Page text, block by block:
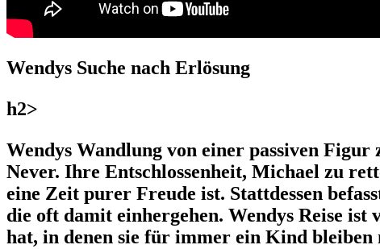
Wendys Suche nach Erlösung
h2>
Wendys Wandlung von einer passiven
Never. Ihre Entschlossenheit, Michael zu
eine Zeit purer Freude ist. Stattdessen
die oft damit einhergehen. Wendys Reise
hat, in denen sie für immer ein Kind bleiben